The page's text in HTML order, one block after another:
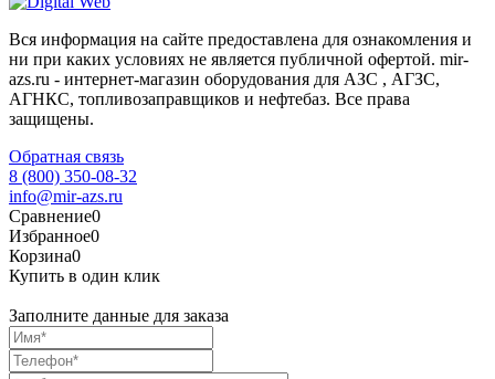
Вся информация на сайте предоставлена для ознакомления и
ни при каких условиях не является публичной офертой. mir-
azs.ru - интернет-магазин оборудования для АЗС , АГЗС,
АГНКС, топливозаправщиков и нефтебаз. Все права
защищены.
Обратная связь
8 (800) 350-08-32
info@mir-azs.ru
Сравнение0
Избранное0
Корзина0
Купить в один клик
Заполните данные для заказа